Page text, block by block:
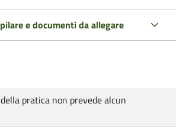
e documenti da allegare
pratica non prevede alcun